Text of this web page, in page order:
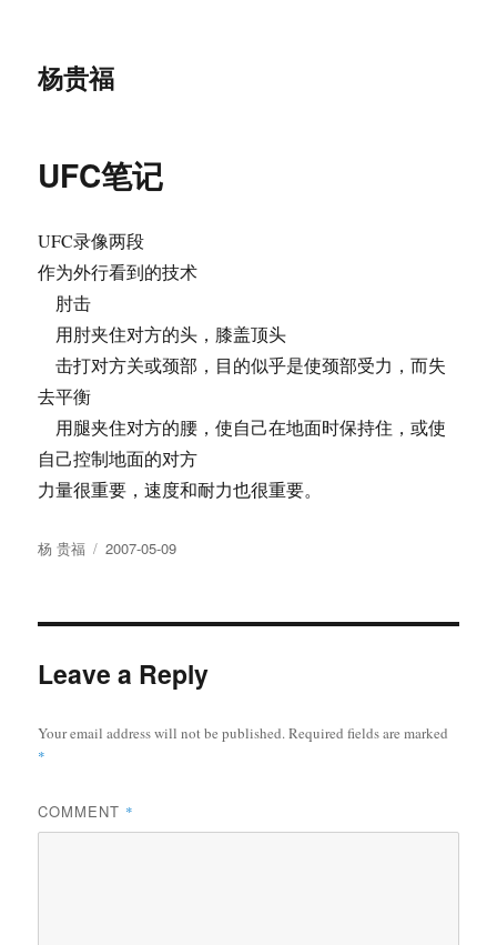
杨贵福
UFC笔记
UFC录像两段
作为外行看到的技术
肘击
用肘夹住对方的头，膝盖顶头
击打对方关或颈部，目的似乎是使颈部受力，而失
去平衡
用腿夹住对方的腰，使自己在地面时保持住，或使
自己控制地面的对方
力量很重要，速度和耐力也很重要。
Author
杨 贵福
Posted
2007-05-09
Leave a Reply
Your email address will not be published.Required fields are marked
*
COMMENT *